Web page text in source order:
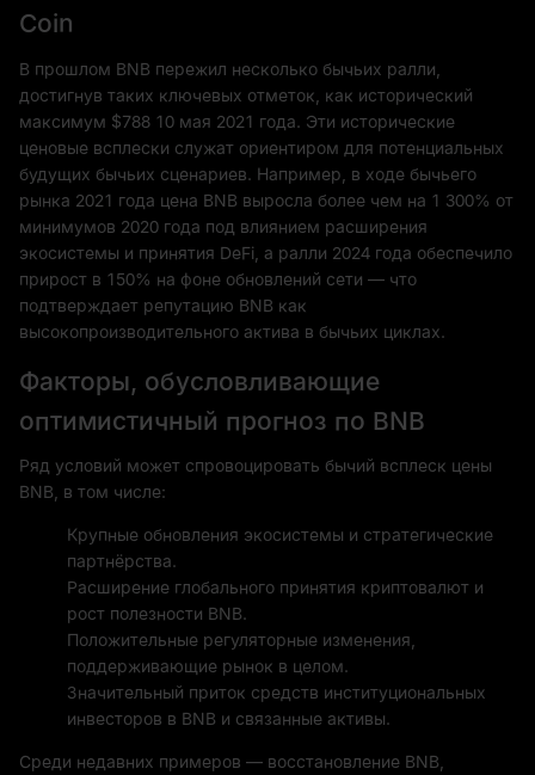
Coin
В прошлом BNB пережил несколько бычьих ралли,
достигнув таких ключевых отметок, как исторический
максимум $788 10 мая 2021 года. Эти исторические
ценовые всплески служат ориентиром для потенциальных
будущих бычьих сценариев. Например, в ходе бычьего
рынка 2021 года цена BNB выросла более чем на 1 300% от
минимумов 2020 года под влиянием расширения
экосистемы и принятия DeFi, а ралли 2024 года обеспечило
прирост в 150% на фоне обновлений сети — что
подтверждает репутацию BNB как
высокопроизводительного актива в бычьих циклах.
Факторы, обусловливающие
оптимистичный прогноз по BNB
Ряд условий может спровоцировать бычий всплеск цены
BNB, в том числе:
Крупные обновления экосистемы и стратегические
партнёрства.
Расширение глобального принятия криптовалют и
рост полезности BNB.
Положительные регуляторные изменения,
поддерживающие рынок в целом.
Значительный приток средств институциональных
инвесторов в BNB и связанные активы.
Среди недавних примеров — восстановление BNB,